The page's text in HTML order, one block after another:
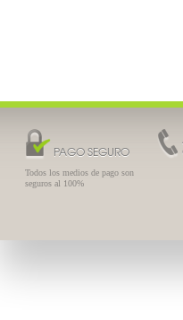
PAGO SEGURO
Todos los medios de pago son
seguros al 100%